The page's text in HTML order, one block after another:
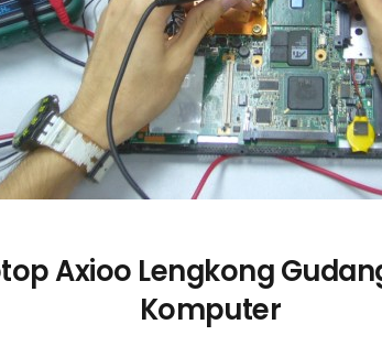
Axioo Lengkong
Komputer